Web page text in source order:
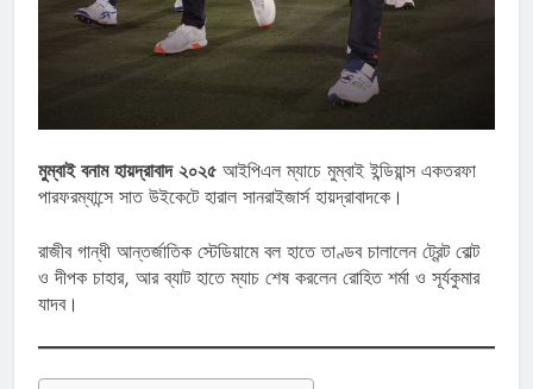
মুম্বাই বনাম হায়দ্রাবাদ ২০২৫ আইপিএল ম্যাচে মুম্বাই ইন্ডিয়ান্স একতরফা
পারফরম্যান্সে সাত উইকেটে হারাল সানরাইজার্স হায়দ্রাবাদকে।
রাজীব গান্ধী আন্তর্জাতিক স্টেডিয়ামে বল হাতে তাণ্ডব চালালেন ট্রেন্ট বোল্ট
ও দীপক চাহার, আর ব্যাট হাতে ম্যাচ শেষ করলেন রোহিত শর্মা ও সূর্যকুমার
যাদব।